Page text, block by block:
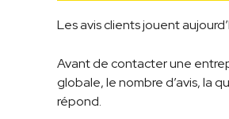
Les avis clients jouent
Avant de contacter une
globale, le nombre d’avis, la
répond.